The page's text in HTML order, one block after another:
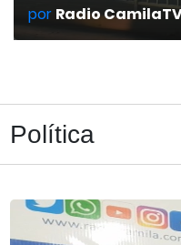
por Radio
Política